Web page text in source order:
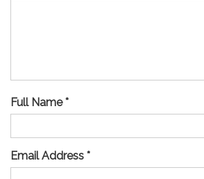
Full Name *
Email Address *